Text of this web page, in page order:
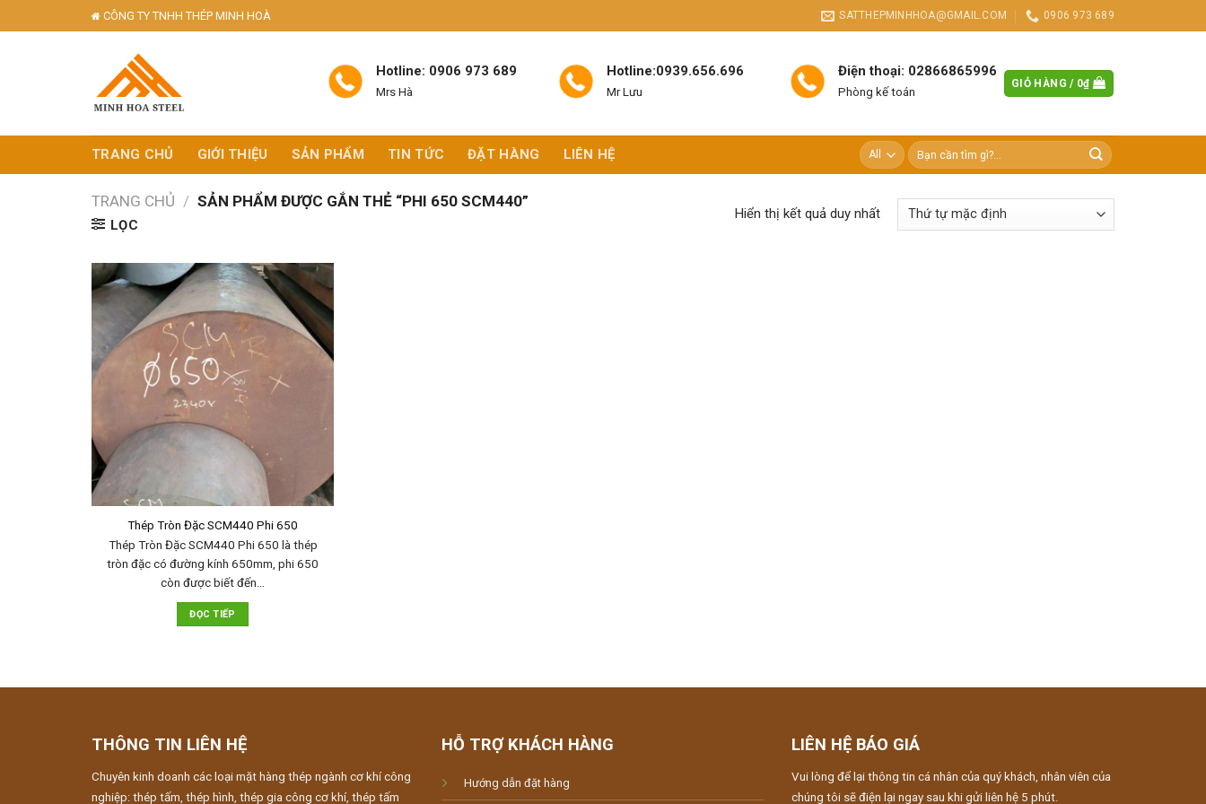
to
CÔNG TY TNHH THÉP MINH HOÀ SATTHEPMINHHOA@GMAIL.COM 0906 973 689
Hotline: 0906 973 689
Mrs Hà
Hotline:0939.656.696
Mr Lưu
Điện thoại: 02866865996
Phòng kế toán
GIỎ HÀNG / 0₫
TRANG CHỦ GIỚI THIỆU SẢN PHẨM TIN TỨC ĐẶT HÀNG LIÊN HỆ
Tìm
kiếm:
TRANG CHỦ / SẢN PHẨM ĐƯỢC GẮN THẺ “PHI 650 SCM440”
LỌC
Hiển thị kết quả duy nhất
Thép Tròn Đặc SCM440 Phi 650
Thép Tròn Đặc SCM440 Phi 650 là thép
tròn đặc có đường kính 650mm, phi 650
còn được biết đến…
ĐỌC TIẾP
THÔNG TIN LIÊN HỆ
Chuyên kinh doanh các loại mặt hàng thép ngành cơ khí công
nghiệp: thép tấm, thép hình, thép gia công cơ khí, thép tấm
HỖ TRỢ KHÁCH HÀNG
Hướng dẫn đặt hàng
LIÊN HỆ BÁO GIÁ
Vui lòng để lại thông tin cá nhân của quý khách, nhân viên của
chúng tôi sẽ điện lại ngay sau khi gửi liên hệ 5 phút.